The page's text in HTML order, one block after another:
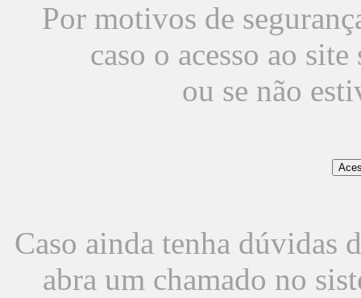
Por motivos de
caso o acesso ao
ou se não
Caso ainda tenha dúvidas
abra um chamado no